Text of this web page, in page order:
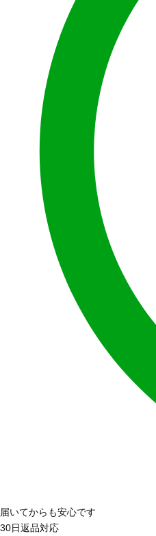
届いてからも安心です
30日返品対応